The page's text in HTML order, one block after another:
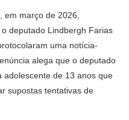
em março de 2026,
deputado Lindbergh Farias
uma notícia-
alega que o deputado
adolescente de 13 anos que
supostas tentativas de